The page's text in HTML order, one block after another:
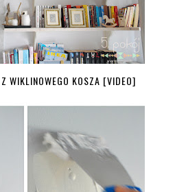
WIKLINOWEGO KOSZA [VIDEO]